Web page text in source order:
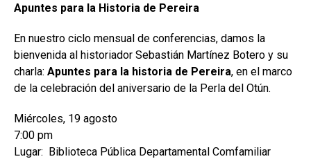
Apuntes para la Historia de Pereira
En nuestro ciclo mensual de conferencias, damos la
bienvenida al historiador Sebastián Martínez Botero y su
charla: Apuntes para la historia de Pereira, en el marco
de la celebración del aniversario de la Perla del Otún.
Miércoles, 19 agosto
7:00 pm
Lugar: Biblioteca Pública Departamental Comfamiliar